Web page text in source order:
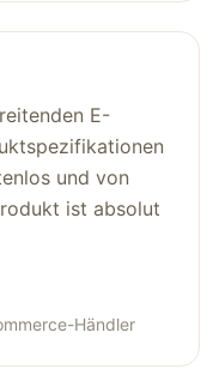
E-
und von
ist absolut
Händler